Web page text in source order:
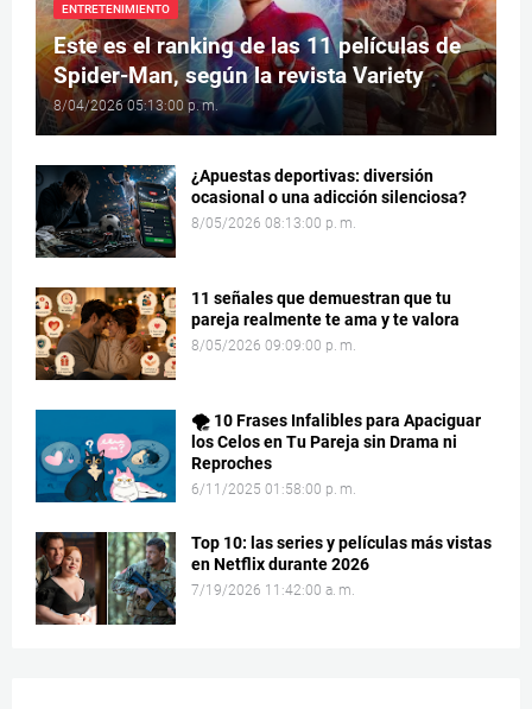
ENTRETENIMIENTO
Este es el ranking de las 11 películas de
Spider-Man, según la revista Variety
8/04/2026 05:13:00 p. m.
¿Apuestas deportivas: diversión
ocasional o una adicción silenciosa?
8/05/2026 08:13:00 p. m.
11 señales que demuestran que tu
pareja realmente te ama y te valora
8/05/2026 09:09:00 p. m.
🌪️ 10 Frases Infalibles para Apaciguar
los Celos en Tu Pareja sin Drama ni
Reproches
6/11/2025 01:58:00 p. m.
Top 10: las series y películas más vistas
en Netflix durante 2026
7/19/2026 11:42:00 a. m.